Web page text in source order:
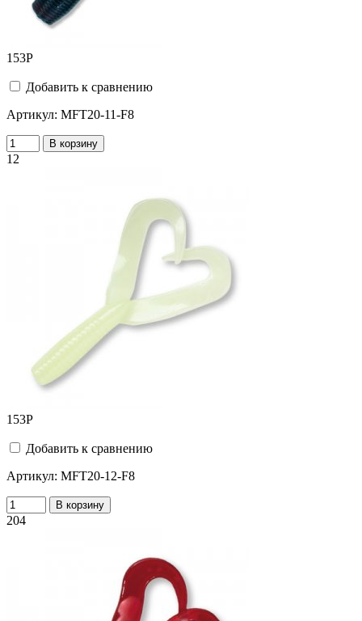
153Р
Добавить к сравнению
Артикул: MFT20-11-F8
В корзину
12
153Р
Добавить к сравнению
Артикул: MFT20-12-F8
В корзину
204